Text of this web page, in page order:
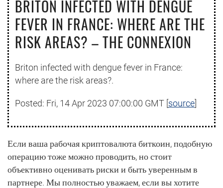
BRITON INFECTED WITH DENGUE
FEVER IN FRANCE: WHERE ARE THE
RISK AREAS? – THE CONNEXION
Briton infected with dengue fever in France:
where are the risk areas?.
Posted: Fri, 14 Apr 2023 07:00:00 GMT [ source
Если ваша рабочая криптовалюта биткоин, подобную
операцию тоже можно проводить, но стоит
объективно оценивать риски и быть уверенным в
партнере. Мы полностью уважаем, если вы хотите